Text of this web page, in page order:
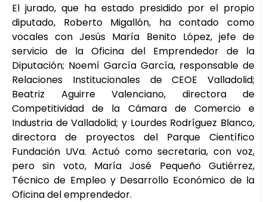
El jurado, que ha estado presidido por el propio
diputado, Roberto Migallón, ha contado como
vocales con Jesús María Benito López, jefe de
servicio de la Oficina del Emprendedor de la
Diputación; Noemí García García, responsable de
Relaciones Institucionales de CEOE Valladolid;
Beatriz Aguirre Valenciano, directora de
Competitividad de la Cámara de Comercio e
Industria de Valladolid; y Lourdes Rodríguez Blanco,
directora de proyectos del Parque Científico
Fundación UVa. Actuó como secretaria, con voz,
pero sin voto, María José Pequeño Gutiérrez,
Técnico de Empleo y Desarrollo Económico de la
Oficina del emprendedor.